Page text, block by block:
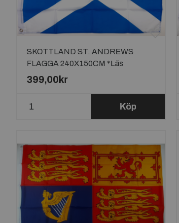
SKOTTLAND ST. ANDREWS
FLAGGA 240X150CM *Läs
beskrivningen*
399,00kr
Köp